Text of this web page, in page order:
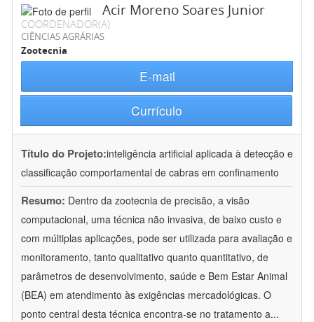
Acir Moreno Soares Junior
COORDENADOR(A)
CIÊNCIAS AGRÁRIAS
Zootecnia
E-mail
Currículo
Título do Projeto:inteligência artificial aplicada à detecção e
classificação comportamental de cabras em confinamento
Resumo: Dentro da zootecnia de precisão, a visão
computacional, uma técnica não invasiva, de baixo custo e
com múltiplas aplicações, pode ser utilizada para avaliação e
monitoramento, tanto qualitativo quanto quantitativo, de
parâmetros de desenvolvimento, saúde e Bem Estar Animal
(BEA) em atendimento às exigências mercadológicas. O
ponto central desta técnica encontra-se no tratamento a...